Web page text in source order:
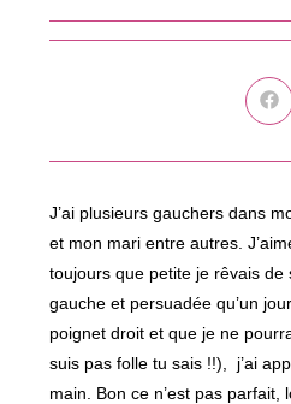
J’ai plusieurs gauchers dans
et mon mari entre autres.
toujours que petite je rêvais de
gauche et persuadée qu’un
poignet droit et que je ne
suis pas folle tu sais !!), j’ai
main. Bon ce n’est pas parfait,